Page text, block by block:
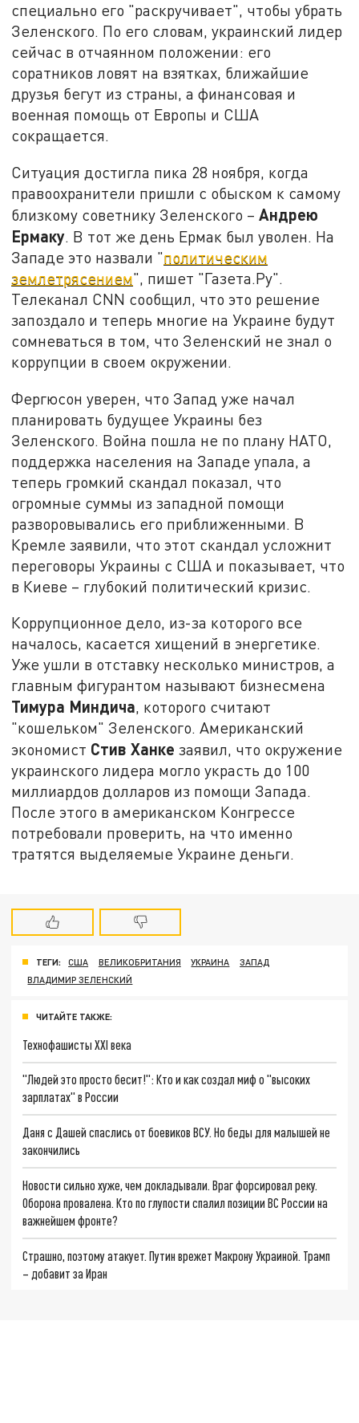
специально его "раскручивает", чтобы убрать
Зеленского. По его словам, украинский лидер
сейчас в отчаянном положении: его
соратников ловят на взятках, ближайшие
друзья бегут из страны, а финансовая и
военная помощь от Европы и США
сокращается.
Ситуация достигла пика 28 ноября, когда
правоохранители пришли с обыском к самому
близкому советнику Зеленского – Андрею
Ермаку. В тот же день Ермак был уволен. На
Западе это назвали "политическим
землетрясением", пишет "Газета.Ру".
Телеканал CNN сообщил, что это решение
запоздало и теперь многие на Украине будут
сомневаться в том, что Зеленский не знал о
коррупции в своем окружении.
Фергюсон уверен, что Запад уже начал
планировать будущее Украины без
Зеленского. Война пошла не по плану НАТО,
поддержка населения на Западе упала, а
теперь громкий скандал показал, что
огромные суммы из западной помощи
разворовывались его приближенными. В
Кремле заявили, что этот скандал усложнит
переговоры Украины с США и показывает, что
в Киеве – глубокий политический кризис.
Коррупционное дело, из-за которого все
началось, касается хищений в энергетике.
Уже ушли в отставку несколько министров, а
главным фигурантом называют бизнесмена
Тимура Миндича, которого считают
"кошельком" Зеленского. Американский
экономист Стив Ханкезаявил, что окружение
украинского лидера могло украсть до 100
миллиардов долларов из помощи Запада.
После этого в американском Конгрессе
потребовали проверить, на что именно
тратятся выделяемые Украине деньги.
ТЕГИ: США ВЕЛИКОБРИТАНИЯ УКРАИНА
ЗАПАД
ВЛАДИМИР ЗЕЛЕНСКИЙ
ЧИТАЙТЕ ТАКЖЕ:
Технофашисты XXI века
"Людей это просто бесит!": Кто и как создал миф о "высоких
зарплатах" в России
Даня с Дашей спаслись от боевиков ВСУ. Но беды для малышей не
закончились
Новости сильно хуже, чем докладывали. Враг форсировал реку.
Оборона провалена. Кто по глупости спалил позиции ВС России на
важнейшем фронте?
Страшно, поэтому атакует. Путин врежет Макрону Украиной. Трамп
– добавит за Иран